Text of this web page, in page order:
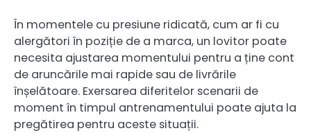
În momentele cu presiune ridicată, cum ar fi cu
alergători în poziție de a marca, un lovitor poate
necesita ajustarea momentului pentru a ține cont
de aruncările mai rapide sau de livrările
înșelătoare. Exersarea diferitelor scenarii de
moment în timpul antrenamentului poate ajuta la
pregătirea pentru aceste situații.